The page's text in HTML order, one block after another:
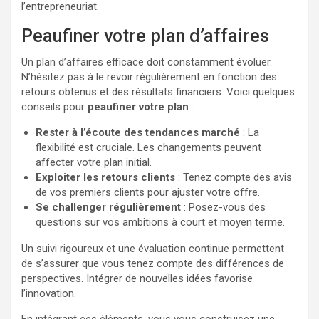
l’entrepreneuriat.
Peaufiner votre plan d’affaires
Un plan d’affaires efficace doit constamment évoluer.
N’hésitez pas à le revoir régulièrement en fonction des
retours obtenus et des résultats financiers. Voici quelques
conseils pour peaufiner votre plan :
Rester à l’écoute des tendances marché : La
flexibilité est cruciale. Les changements peuvent
affecter votre plan initial.
Exploiter les retours clients : Tenez compte des avis
de vos premiers clients pour ajuster votre offre.
Se challenger régulièrement : Posez-vous des
questions sur vos ambitions à court et moyen terme.
Un suivi rigoureux et une évaluation continue permettent
de s’assurer que vous tenez compte des différences de
perspectives. Intégrer de nouvelles idées favorise
l’innovation.